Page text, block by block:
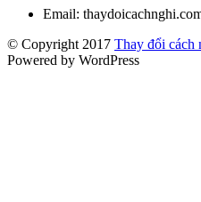
Email:
© Copyright 2017 Thay đổi cách
Powered by WordPress